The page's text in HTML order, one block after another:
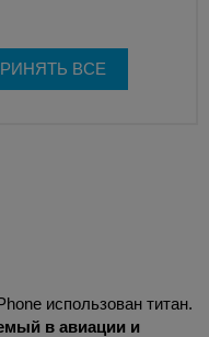
использован титан.
в авиации и